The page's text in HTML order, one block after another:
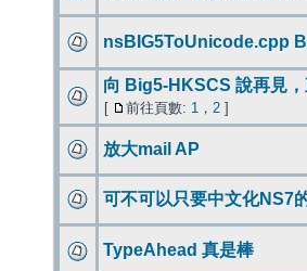
nsBIG5ToUnicode.cpp
向 Big5-HKSCS 說再見
[ 前往頁數: 1 ， 2 ]
放大mail AP
可不可以只要中文化NS7
TypeAhead 真是棒